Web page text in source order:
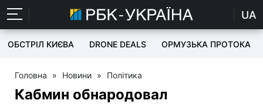
UA
ОБСТРІЛ КИЄВА DRONE DEALS ОРМУЗЬКА ПРОТОКА
Головна » Новини » Політика
Кабмин обнародовал